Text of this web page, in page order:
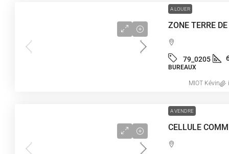
A LOUER
79_0205
BUREAUX
MIOT Kévin
A VENDRE